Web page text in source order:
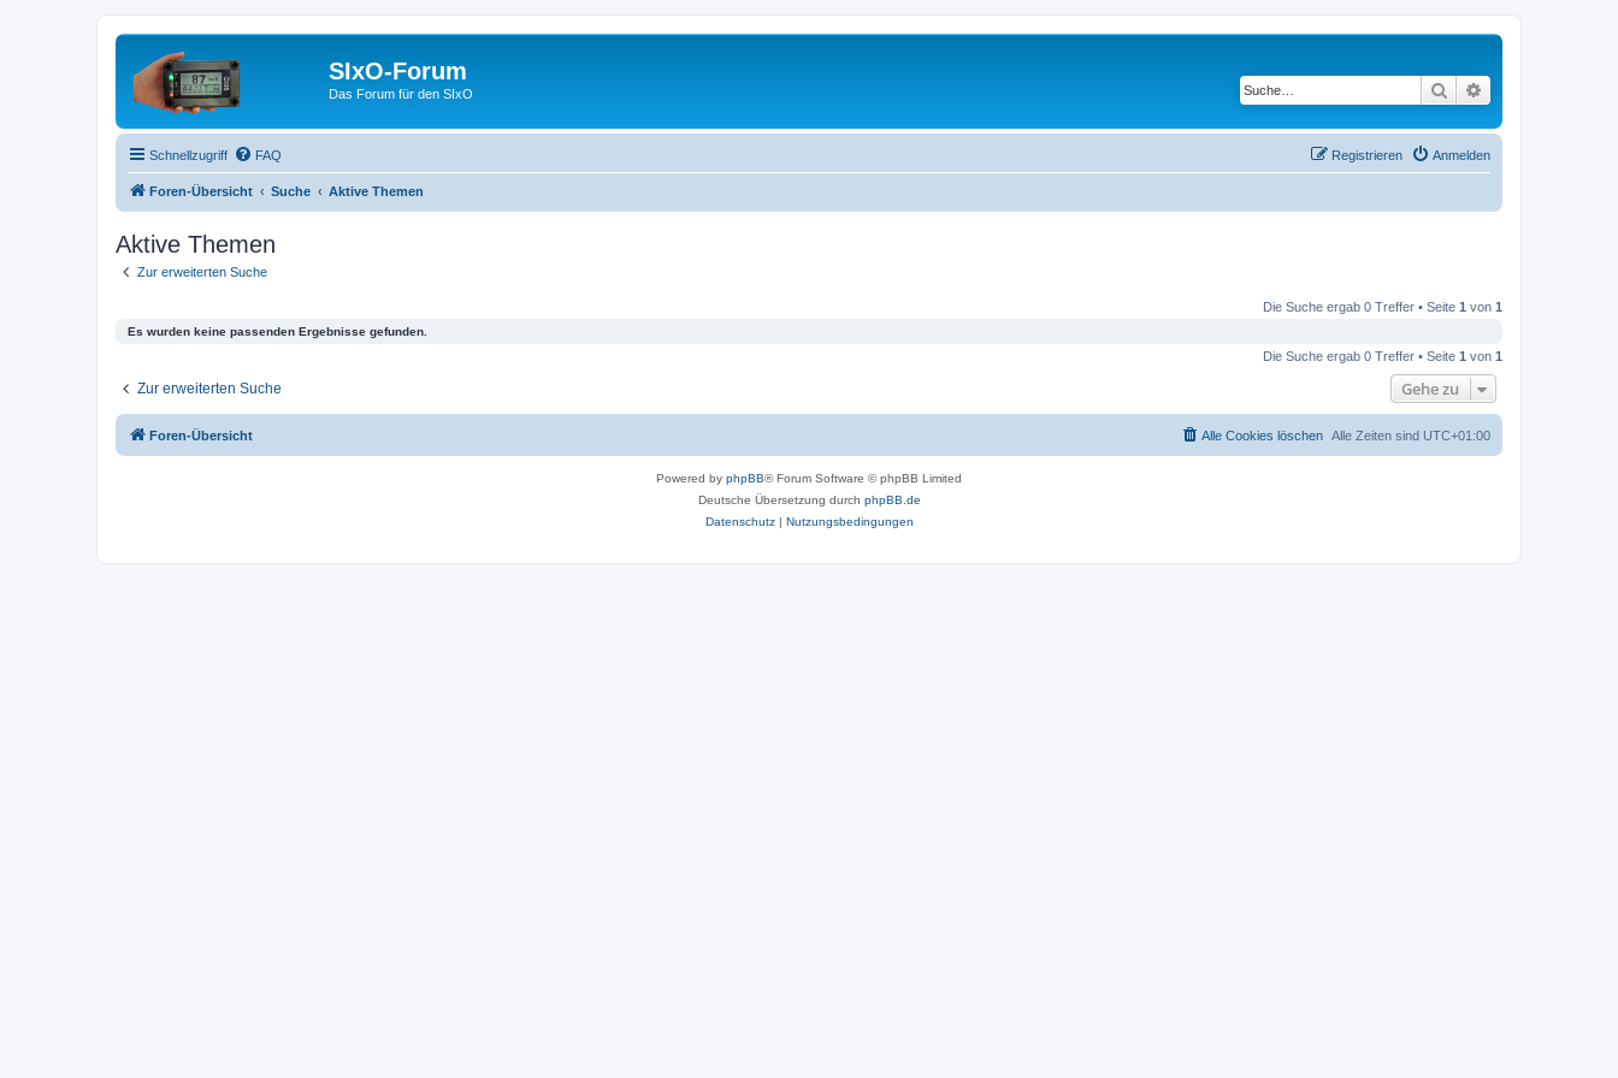
SIxO-Forum
Das Forum für den SIxO Suche
Schnellzugriff FAQ Anmelden
Registrieren
Foren-Übersicht Suche Aktive Themen
Aktive Themen
Zur erweiterten Suche
Die Suche ergab 0 Treffer • Seite 1 von 1
Es wurden keine passenden Ergebnisse gefunden.
Die Suche ergab 0 Treffer • Seite 1 von 1
Zur erweiterten Suche Gehe zu
Foren-Übersicht Alle Zeiten sind UTC+01:00
Alle Cookies löschen
Powered by phpBB® Forum Software © phpBB Limited
Deutsche Übersetzung durch phpBB.de
Datenschutz| Nutzungsbedingungen